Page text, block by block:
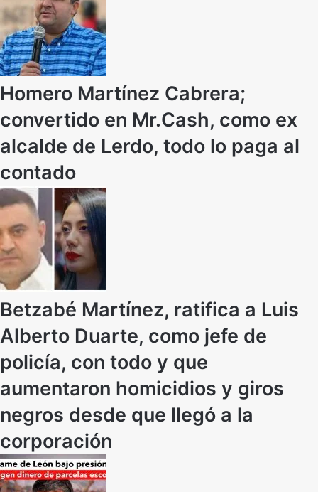
Homero Martínez Cabrera;
convertido en Mr.Cash, como ex
alcalde de Lerdo, todo lo paga al
contado
Betzabé Martínez, ratifica a Luis
Alberto Duarte, como jefe de
policía, con todo y que
aumentaron homicidios y giros
negros desde que llegó a la
corporación